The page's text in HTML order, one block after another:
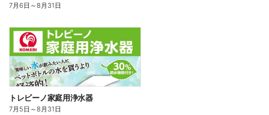
7月6日 ～8月31日
トレビーノ家庭用浄水器
7月5日 ～8月31日